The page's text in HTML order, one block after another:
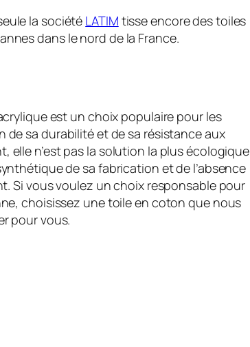
la société LATIM tisse encore des toiles
dans le nord de la France.
est un choix populaire pour les
de sa durabilité et de sa résistance aux
elle n’est pas la solution la plus écologique
de sa fabrication et de l’absence
Si vous voulez un choix responsable pour
choisissez une toile en coton que nous
pour vous.